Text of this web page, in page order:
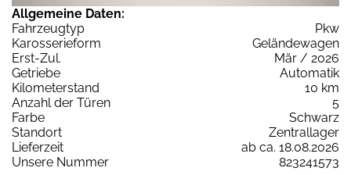
Allgemeine Daten:
Fahrzeugtyp
Pkw
Karosserieform
Geländewagen
Erst-Zul.
Mär / 2026
Getriebe
Automatik
Kilometerstand
10 km
Anzahl der Türen
5
Farbe
Schwarz
Standort
Zentrallager
Lieferzeit
ab ca. 18.08.2026
Unsere Nummer
823241573